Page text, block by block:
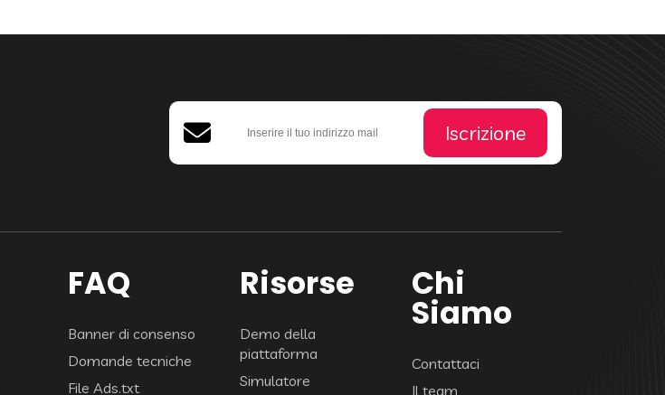
Iscrizione
FAQ
Banner di consenso
Domande tecniche
File Ads.txt
Risorse
Demo della
piattaforma
Simulatore
Chi
Siamo
Contattaci
Il team